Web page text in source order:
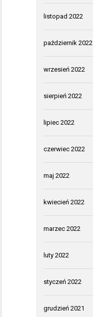
listopad 2022
październik 2022
wrzesień 2022
sierpień 2022
lipiec 2022
czerwiec 2022
maj 2022
kwiecień 2022
marzec 2022
luty 2022
styczeń 2022
grudzień 2021